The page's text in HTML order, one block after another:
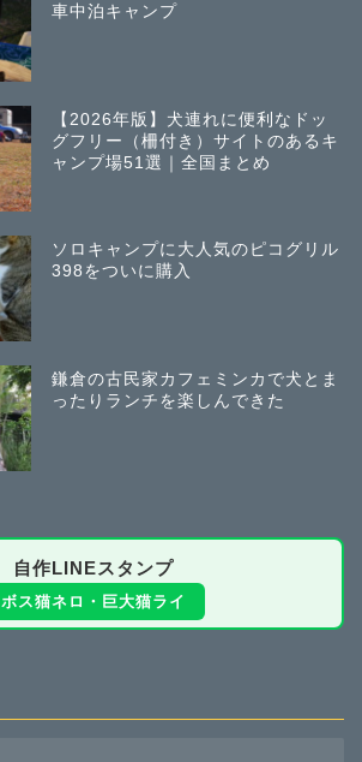
車中泊キャンプ
【2026年版】犬連れに便利なドッ
グフリー（柵付き）サイトのあるキ
ャンプ場51選｜全国まとめ
ソロキャンプに大人気のピコグリル
398をついに購入
鎌倉の古民家カフェミンカで犬とま
ったりランチを楽しんできた
自作LINEスタンプ
ボス猫ネロ・巨大猫ライ